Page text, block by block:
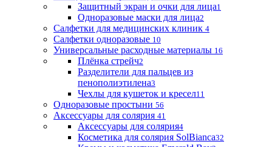
Защитный экран и очки для лица1
Одноразовые маски для лица2
Салфетки для медицинских клиник 4
Салфетки одноразовые 10
Универсальные расходные материалы 16
Плёнка стрейч2
Разделители для пальцев из
пенополиэтилена3
Чехлы для кушеток и кресел11
Одноразовые простыни 56
Аксессуары для солярия 41
Аксессуары для солярия4
Косметика для солярия SolBianca32